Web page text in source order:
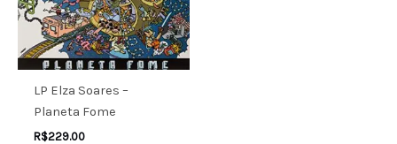
LP Elza Soares –
Planeta Fome
R$229.00